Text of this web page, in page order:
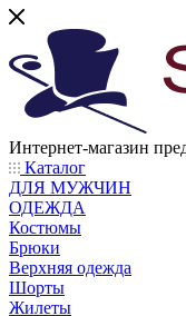
Интернет-магазин
Каталог
ДЛЯ МУЖЧИН
ОДЕЖДА
Костюмы
Брюки
Верхняя одежда
Шорты
Жилеты